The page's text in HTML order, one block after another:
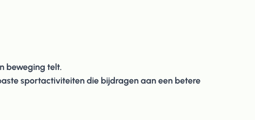
beweging telt.
sportactiviteiten die bijdragen aan een betere